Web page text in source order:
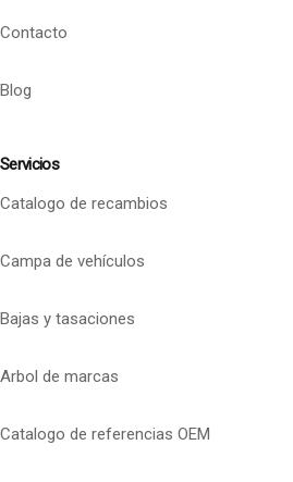
Contacto
Blog
Servicios
Catalogo de recambios
Campa de vehículos
Bajas y tasaciones
Arbol de marcas
Catalogo de referencias OEM